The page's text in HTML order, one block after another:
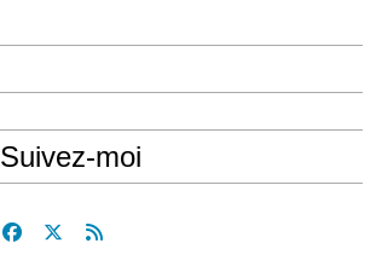
Suivez-moi